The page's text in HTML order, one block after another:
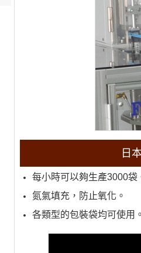
日
每小時可以夠生產3000袋
氮氣填充，防止氧化。
各類型的包裝袋均可使用